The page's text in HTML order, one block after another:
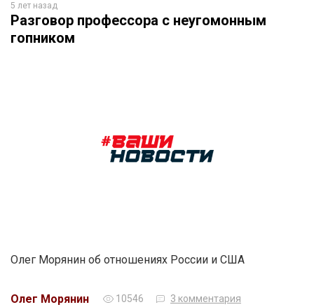
5 лет назад
Разговор профессора с неугомонным
гопником
Олег Морянин об отношениях России и США
Олег Морянин 10546 3 комментария